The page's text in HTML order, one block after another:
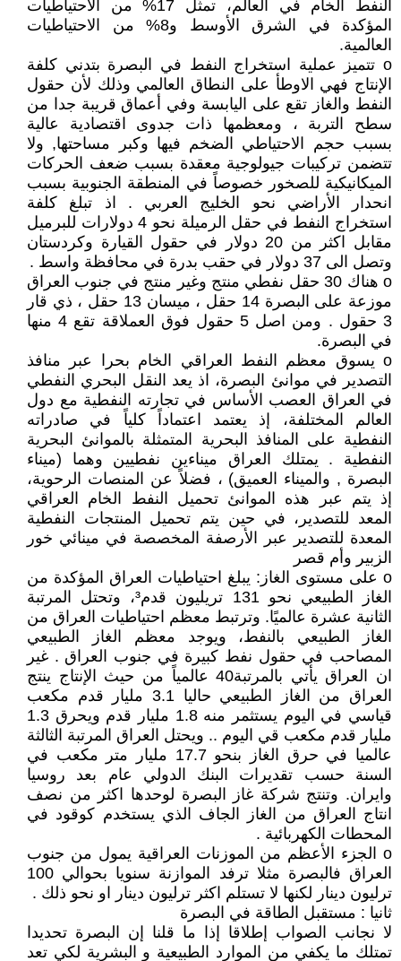
النفط الخام في العالم، تمثّل 17% من الاحتياطيات
المؤكدة في الشرق الأوسط و8% من الاحتياطيات
العالمية.
o تتميز عملية استخراج النفط في البصرة بتدني كلفة
الإنتاج فهي الاوطأ على النطاق العالمي وذلك لأن حقول
النفط والغاز تقع على اليابسة وفي أعماق قريبة جدا من
سطح التربة ، ومعظمها ذات جدوى اقتصادية عالية
بسبب حجم الاحتياطي الضخم فيها وكبر مساحتها, ولا
تتضمن تركيبات جيولوجية معقدة بسبب ضعف الحركات
الميكانيكية للصخور خصوصاً في المنطقة الجنوبية بسبب
انحدار الأراضي نحو الخليج العربي . اذ تبلغ كلفة
استخراج النفط في حقل الرميلة نحو 4 دولارات للبرميل
مقابل اكثر من 20 دولار في حقول القيارة وكردستان
وتصل الى 37 دولار في حقب بدرة في محافظة واسط .
o هناك 30 حقل نفطي منتج وغير منتج في جنوب العراق
موزعة على البصرة 14 حقل ، ميسان 13 حقل ، ذي قار
3 حقول . ومن اصل 5 حقول فوق العملاقة تقع 4 منها
في البصرة.
o يسوق معظم النفط العراقي الخام بحرا عبر منافذ
التصدير في موانئ البصرة، اذ يعد النقل البحري النفطي
في العراق العصب الأساس في تجارته النفطية مع دول
العالم المختلفة، إذ يعتمد اعتماداً كلياً في صادراته
النفطية على المنافذ البحرية المتمثلة بالموانئ البحرية
النفطية . يمتلك العراق ميناءين نفطيين وهما (ميناء
البصرة , والميناء العميق) ، فضلاً عن المنصات الرحوية،
إذ يتم عبر هذه الموانئ تحميل النفط الخام العراقي
المعد للتصدير، في حين يتم تحميل المنتجات النفطية
المعدة للتصدير عبر الأرصفة المخصصة في مينائي خور
الزبير وأم قصر
o على مستوى الغاز: يبلغ احتياطيات العراق المؤكدة من
الغاز الطبيعي نحو 131 تريليون قدم³، وتحتل المرتبة
الثانية عشرة عالميًا. وترتبط معظم احتياطيات العراق من
الغاز الطبيعي بالنفط، ويوجد معظم الغاز الطبيعي
المصاحب في حقول نفط كبيرة في جنوب العراق . غير
ان العراق يأتي بالمرتبة40 عالمياً من حيث الإنتاج ينتج
العراق من الغاز الطبيعي حاليا 3.1 مليار قدم مكعب
قياسي في اليوم يستثمر منه 1.8 مليار قدم ويحرق 1.3
مليار قدم مكعب قي اليوم .. ويحتل العراق المرتبة الثالثة
عالميا في حرق الغاز بنحو 17.7 مليار متر مكعب في
السنة حسب تقديرات البنك الدولي عام بعد روسيا
وايران. وتنتج شركة غاز البصرة لوحدها اكثر من نصف
انتاج العراق من الغاز الجاف الذي يستخدم كوقود في
المحطات الكهربائية .
o الجزء الأعظم من الموزنات العراقية يمول من جنوب
العراق فالبصرة مثلا ترفد الموازنة سنويا بحوالي 100
ترليون دينار لكنها لا تستلم اكثر ترليون دينار او نحو ذلك .
ثانيا : مستقبل الطاقة في البصرة
لا نجانب الصواب إطلاقا إذا ما قلنا إن البصرة تحديدا
تمتلك ما يكفي من الموارد الطبيعية و البشرية لكي تعد